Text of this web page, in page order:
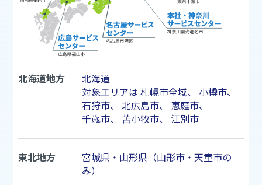
北海道地方
北海道
対象エリアは 札幌市全域、 小樽市、
石狩市、 北広島市、 恵庭市、
千歳市、 苫小牧市、 江別市
東北地方
宮城県・山形県（山形市・天童市の
み）